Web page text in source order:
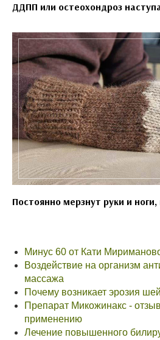
ДДПП или остеохондроз
Постоянно мерзнут руки и
Минус 60 от Кати
Воздействие на организм
массажа
Почему возникает эрозия
Препарат Микожинакс -
применению
Лечение повышенного